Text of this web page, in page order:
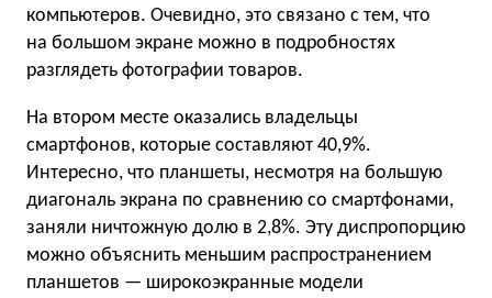
компьютеров. Очевидно, это связано с тем, что
на большом экране можно в подробностях
разглядеть фотографии товаров.
На втором месте оказались владельцы
смартфонов, которые составляют 40,9%.
Интересно, что планшеты, несмотря на большую
диагональ экрана по сравнению со смартфонами,
заняли ничтожную долю в 2,8%. Эту диспропорцию
можно объяснить меньшим распространением
планшетов — широкоэкранные модели